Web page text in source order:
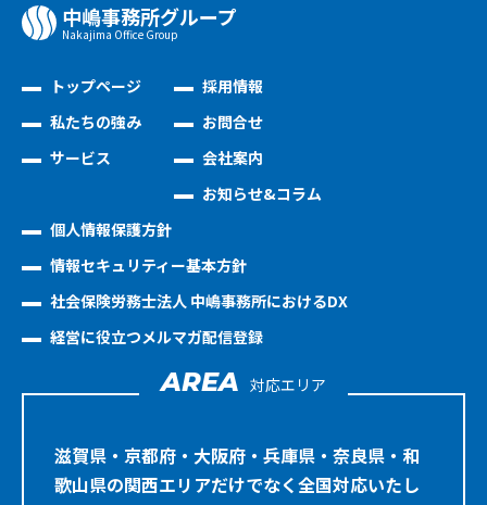
中嶋事務所グループ
Nakajima Oﬃce Group
トップページ
私たちの強み
サービス
採用情報
お問合せ
会社案内
お知らせ&コラム
個人情報保護方針
情報セキュリティー基本方針
社会保険労務士法人 中嶋事務所におけるDX
経営に役立つメルマガ配信登録
AREA 対応エリア
滋賀県・京都府・大阪府・兵庫県・奈良県・和
歌山県の関西エリアだけでなく全国対応いたし